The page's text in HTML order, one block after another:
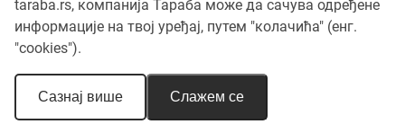
taraba.rs, компанија Тараба може да сачува одређене
информације на твој уређај, путем "колачића" (енг.
"cookies").
Сазнај више Слажем се
©2019 - 2026 Тараба доо. Сва права задржана. Садржај је
заштићен ауторским правима и власништво је Тараба доо,
осим када је наведено другачије. Неовлашћена употреба